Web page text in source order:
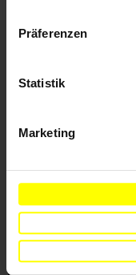
Präferenzen
Statistik
Marketing
Weitere Artikel